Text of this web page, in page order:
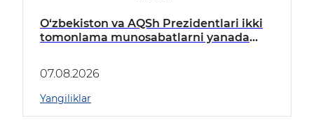
O‘zbekiston va AQSh Prezidentlari ikki
tomonlama munosabatlarni yanada
07.08.2026
Yangiliklar